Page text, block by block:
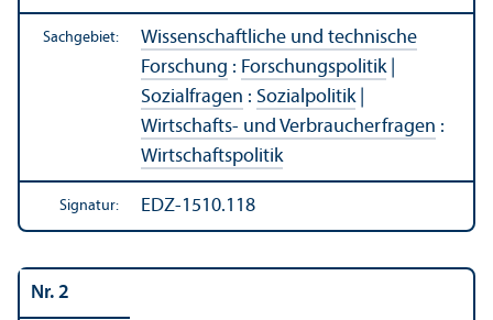
Sachgebiet:
Wissenschaft­liche und technische
Forschung : Forschungs­politik|
Sozialfragen : Sozialpolitik|
Wirtschafts- und Verbraucherfragen :
Wirtschafts­politik
Signatur: EDZ-1510.118
Nr. 2